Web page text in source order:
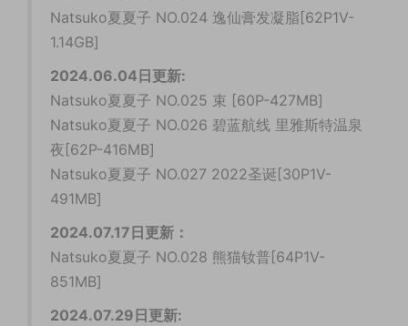
Natsuko夏夏子 NO.024 逸仙膏发凝脂[62P1V-
1.14GB]
2024.06.04日更新:
Natsuko夏夏子 NO.025 束 [60P-427MB]
Natsuko夏夏子 NO.026 碧蓝航线 里雅斯特温泉
夜[62P-416MB]
Natsuko夏夏子 NO.027 2022圣诞[30P1V-
491MB]
2024.07.17日更新：
Natsuko夏夏子 NO.028 熊猫钕普[64P1V-
851MB]
2024.07.29日更新: